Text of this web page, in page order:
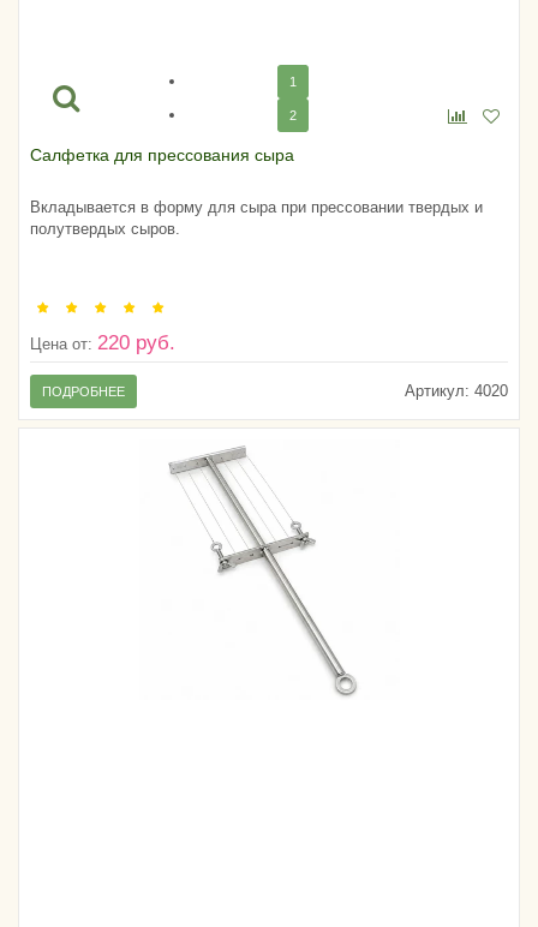
1
2
Салфетка для прессования сыра
Вкладывается в форму для сыра при прессовании твердых и
полутвердых сыров.
Цена от: 220 руб.
Артикул: 4020
ПОДРОБНЕЕ